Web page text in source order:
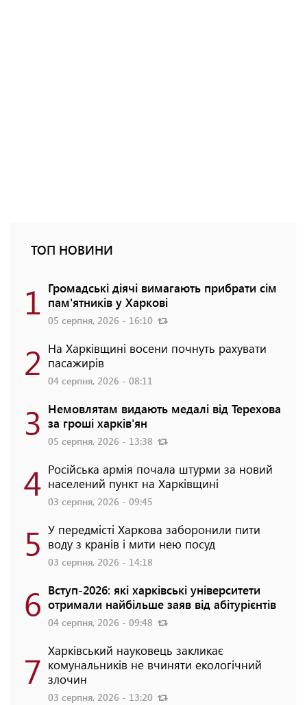
ТОП НОВИНИ
1 Громадські діячі вимагають прибрати сім
пам'ятників у Харкові
05 серпня, 2026 - 16:10
2 На Харківщині восени почнуть рахувати
пасажирів
04 серпня, 2026 - 08:11
3 Немовлятам видають медалі від Терехова
за гроші харків'ян
05 серпня, 2026 - 13:38
4 Російська армія почала штурми за новий
населений пункт на Харківщині
03 серпня, 2026 - 09:45
5 У передмісті Харкова заборонили пити
воду з кранів і мити нею посуд
03 серпня, 2026 - 14:18
6 Вступ-2026: які харківські університети
отримали найбільше заяв від абітурієнтів
04 серпня, 2026 - 09:48
7 Харківський науковець закликає
комунальників не вчиняти екологічний
злочин
03 серпня, 2026 - 13:20